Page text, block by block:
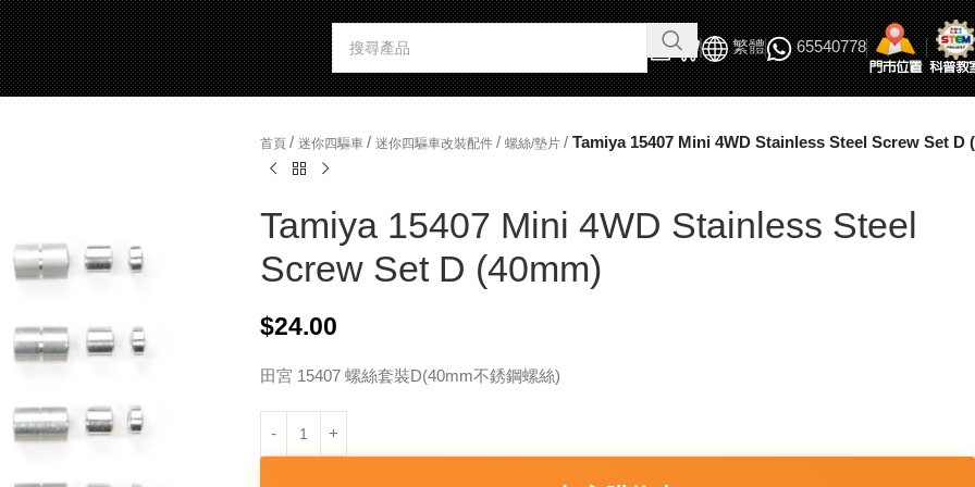
繁體 65540778
首頁 / 迷你四驅車 / 迷你四驅車改裝配件 / 螺絲/墊片 / Tamiya 15407 Mini 4WD Stainless Steel Screw Set D
Tamiya 15407 Mini 4WD Stainless Steel
Screw Set D (40mm)
$24.00
田宮 15407 螺絲套裝D(40mm不銹鋼螺絲)